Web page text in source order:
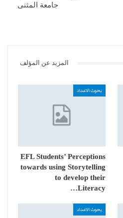
جامعة المثنى
المزيد عن المؤلف
بحوث الاعداد
EFL Students’ Perceptions
towards using Storytelling
to develop their
Literacy…
بحوث الاعداد